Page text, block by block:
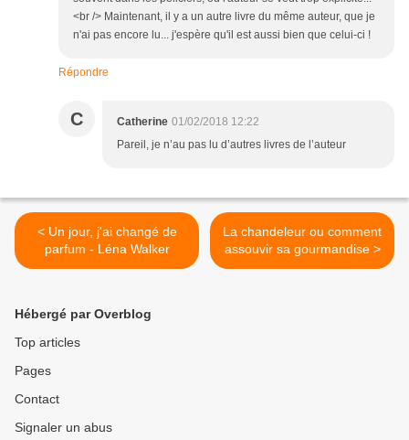
<br /> Maintenant, il y a un autre livre du même auteur, que je
n'ai pas encore lu... j'espère qu'il est aussi bien que celui-ci !
Répondre
C Catherine 01/02/2018 12:22
Pareil, je n’au pas lu d’autres livres de l’auteur
< Un jour, j'ai changé de
parfum - Léna Walker
La chandeleur ou comment
assouvir sa gourmandise >
Hébergé par Overblog
Top articles
Pages
Contact
Signaler un abus